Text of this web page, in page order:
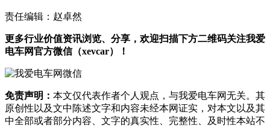
责任编辑：赵卓然
更多行业价值资讯浏览、分享，欢迎扫描下方二维码关注我爱
电车网官方微信（xevcar）！
免责声明： 本文仅代表作者个人观点，与我爱电车网无关。其
原创性以及文中陈述文字和内容未经本网证实，对本文以及其
中全部或者部分内容、文字的真实性、完整性、及时性本站不